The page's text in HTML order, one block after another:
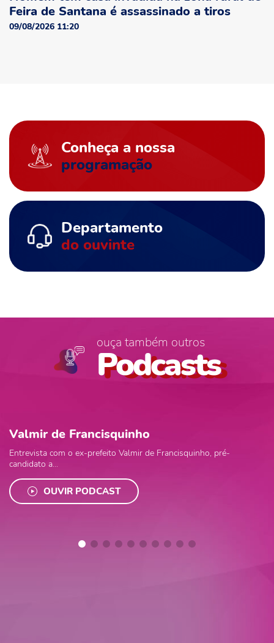
Feira de Santana é assassinado a tiros
09/08/2026 11:20
Conheça a nossa
programação
Departamento
do ouvinte
ouça também outros
Podcasts
Valmir de Francisquinho
Entrevista com o ex-prefeito Valmir de Francisquinho, pré-
candidato a...
OUVIR PODCAST